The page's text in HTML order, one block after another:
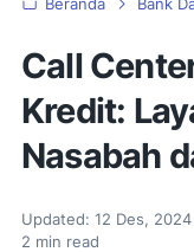
Beranda Bank
Call
Kredit:
Nasabah
Updated: 12 Des, 2024
2 min read